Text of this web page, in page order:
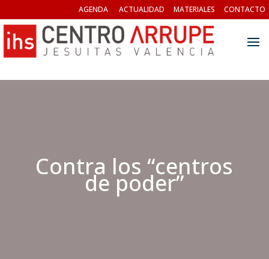
AGENDA ACTUALIDAD MATERIALES CONTACTO
Contra los “centros
de poder”